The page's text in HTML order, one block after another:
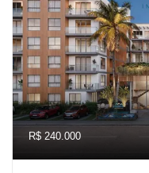
R$ 240.000